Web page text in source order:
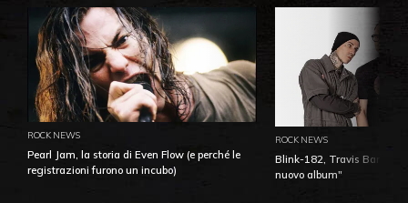
ROCK NEWS
Pearl Jam, la storia di Even Flow (e perché le
registrazioni furono un incubo)
ROCK NEWS
Blink-182, Travis Barker:
nuovo album"